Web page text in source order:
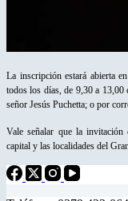
La inscripción estará abierta
todos los días, de 9,30 a
señor Jesús Puchetta; o por
Vale señalar que la invitación
capital y las localidades del